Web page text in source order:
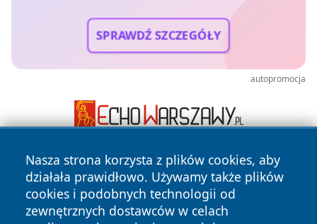
SPRAWDŹ SZCZEGÓŁY
autopromocja
Nasza strona korzysta z plików cookies, aby
działała prawidłowo. Używamy także plików
cookies i podobnych technologii od
zewnętrznych dostawców w celach